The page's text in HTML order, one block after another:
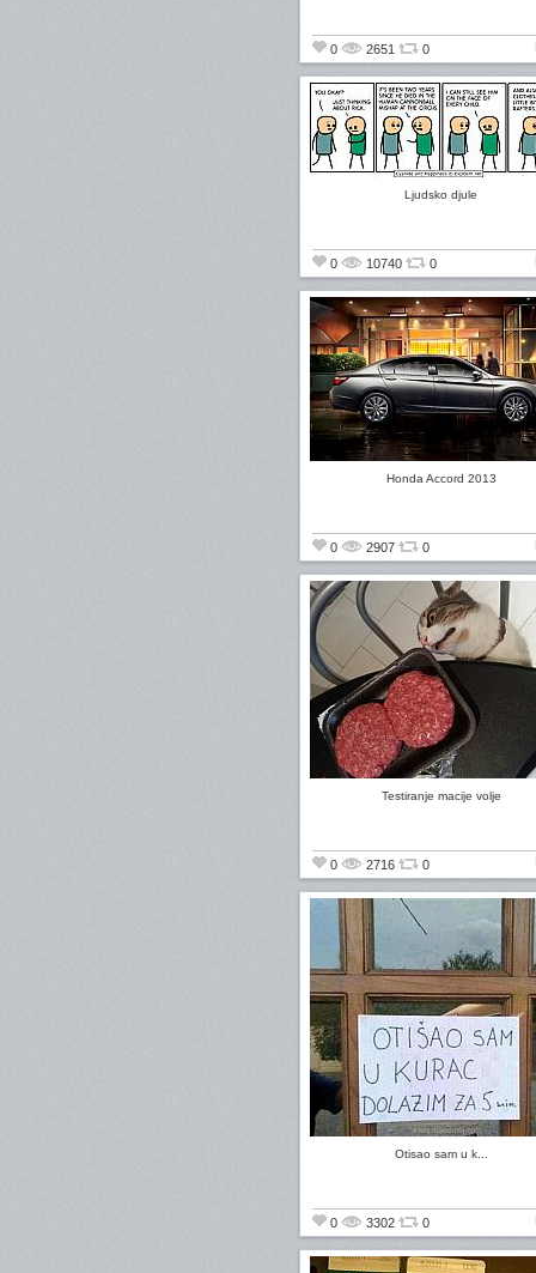
0 2651 0
Ljudsko djule
0 10740 0
Honda Accord 2013
0 2907 0
Testiranje macije volje
0 2716 0
Otisao sam u k...
0 3302 0